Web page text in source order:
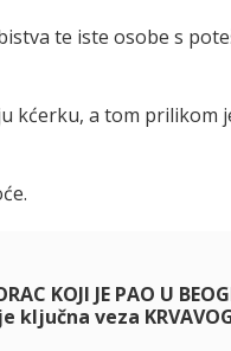
te iste osobe s
kćerku, a tom prilikom
KOJI JE PAO U
veza